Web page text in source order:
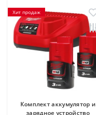
Хит продаж
Комплект аккумулятор и
зарядное устройство